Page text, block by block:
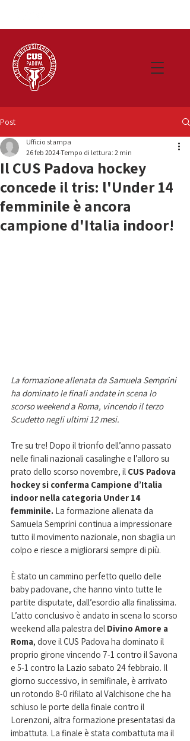
Post
Il CUS Padova hockey
concede il tris: l'Under 14
femminile è ancora
campione d'Italia indoor!
Ufficio stampa
26 feb 2024Tempo di lettura: 2 min
La formazione allenata da Samuela Semprini
ha dominato le finali andate in scena lo
scorso weekend a Roma, vincendo il terzo
Scudetto negli ultimi 12 mesi.
Tre su tre! Dopo il trionfo dell’anno passato
nelle finali nazionali casalinghe e l’alloro su
prato dello scorso novembre, il CUS Padova
hockey si conferma Campione d’Italia
indoor nella categoria Under 14
femminile. La formazione allenata da
Samuela Semprini continua a impressionare
tutto il movimento nazionale, non sbaglia un
colpo e riesce a migliorarsi sempre di più.
È stato un cammino perfetto quello delle
baby padovane, che hanno vinto tutte le
partite disputate, dall’esordio alla finalissima.
L’atto conclusivo è andato in scena lo scorso
weekend alla palestra del Divino Amore a
Roma, dove il CUS Padova ha dominato il
proprio girone vincendo 7-1 contro il Savona
e 5-1 contro la Lazio sabato 24 febbraio. Il
giorno successivo, in semifinale, è arrivato
un rotondo 8-0 rifilato al Valchisone che ha
schiuso le porte della finale contro il
Lorenzoni, altra formazione presentatasi da
imbattuta. La finale è stata combattuta ma il